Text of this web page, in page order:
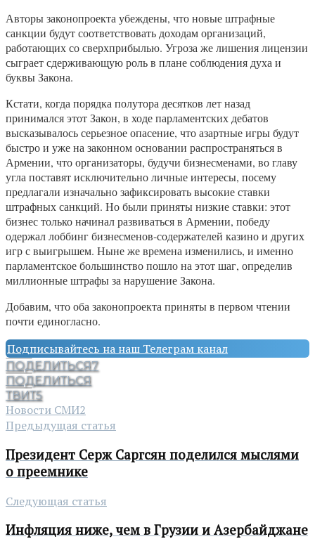
Авторы законопроекта убеждены, что новые штрафные
санкции будут соответствовать доходам организаций,
работающих со сверхприбылью. Угроза же лишения лицензии
сыграет сдерживающую роль в плане соблюдения духа и
буквы Закона.
Кстати, когда порядка полутора десятков лет назад
принимался этот Закон, в ходе парламентских дебатов
высказывалось серьезное опасение, что азартные игры будут
быстро и уже на законном основании распространяться в
Армении, что организаторы, будучи бизнесменами, во главу
угла поставят исключительно личные интересы, посему
предлагали изначально зафиксировать высокие ставки
штрафных санкций. Но были приняты низкие ставки: этот
бизнес только начинал развиваться в Армении, победу
одержал лоббинг бизнесменов-содержателей казино и других
игр с выигрышем. Ныне же времена изменились, и именно
парламентское большинство пошло на этот шаг, определив
миллионные штрафы за нарушение Закона.
Добавим, что оба законопроекта приняты в первом чтении
почти единогласно.
Подписывайтесь на наш Телеграм канал
ПОДЕЛИТЬСЯ7
ПОДЕЛИТЬСЯ
ТВИТ5
Новости СМИ2
Предыдущая статья
Президент Серж Саргсян поделился мыслями
о преемнике
Следующая статья
Инфляция ниже, чем в Грузии и Азербайджане